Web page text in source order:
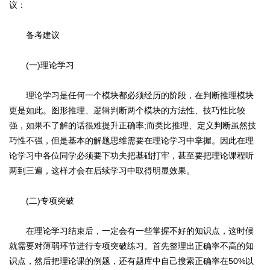
议：
备考建议
(一)理论学习
理论学习是任何一个模块都必须经历的阶段，在判断推理模块
更是如此。图形推理、逻辑判断两个模块的方法性、技巧性比较
强，如果不了解的话很难提升正确率;而类比推理、定义判断虽然技
巧性不强，但是基本的解题思维需要在理论学习中掌握。因此在理
论学习中各位同学必须要下功夫把基础打牢，甚至要把理论课程听
两到三遍，这样才会在后续学习中取得明显效果。
(二)专项突破
在理论学习结束后，一定会有一些掌握不好的知识点，这时候
就需要对薄弱环节进行专项突破练习。首先整理出正确率不高的知
识点，然后把理论课的例题，还有题库中自己搜索正确率在50%以